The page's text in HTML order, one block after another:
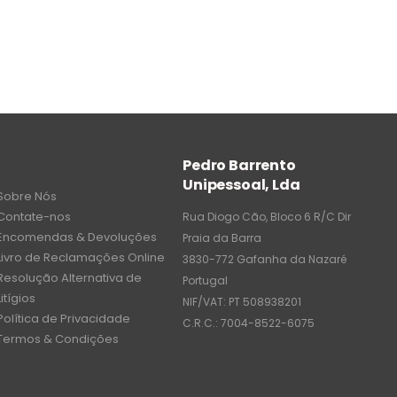
Nós
nos
& Devoluções
de Reclamações Online
Alternativa de
de Privacidade
& Condições
Pedro Barrento
Unipessoal, Lda
Rua Diogo Cão, Bloco 6 R/C Dir
Praia da Barra
3830-772 Gafanha da Nazaré
Portugal
NIF/VAT: PT 508938201
C.R.C.: 7004-8522-6075